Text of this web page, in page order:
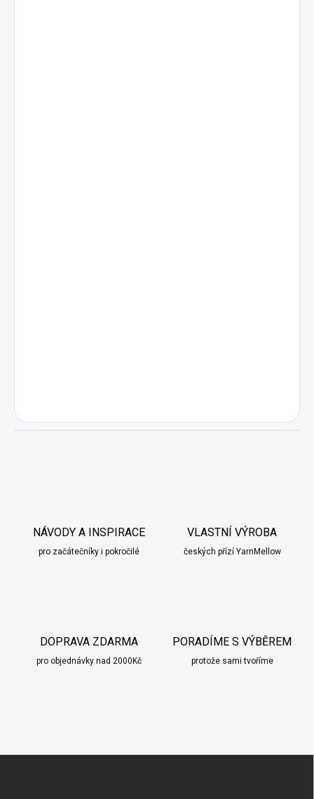
NÁVODY A INSPIRACE
pro začátečníky i pokročilé
VLASTNÍ VÝROBA
českých přízí YarnMellow
DOPRAVA ZDARMA
pro objednávky nad 2000Kč
PORADÍME S VÝBĚREM
protože sami tvoříme